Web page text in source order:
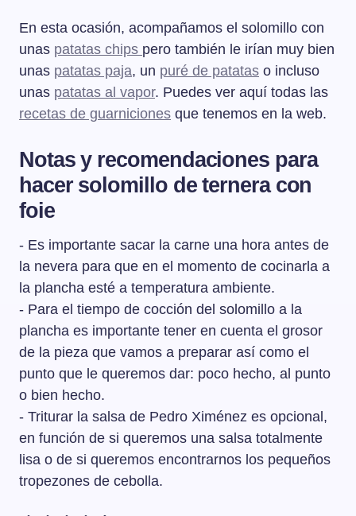
En esta ocasión, acompañamos el solomillo con
unas patatas chips pero también le irían muy bien
unas patatas paja, un puré de patatas o incluso
unas patatas al vapor. Puedes ver aquí todas las
recetas de guarniciones que tenemos en la web.
Notas y recomendaciones para
hacer solomillo de ternera con
foie
- Es importante sacar la carne una hora antes de
la nevera para que en el momento de cocinarla a
la plancha esté a temperatura ambiente.
- Para el tiempo de cocción del solomillo a la
plancha es importante tener en cuenta el grosor
de la pieza que vamos a preparar así como el
punto que le queremos dar: poco hecho, al punto
o bien hecho.
- Triturar la salsa de Pedro Ximénez es opcional,
en función de si queremos una salsa totalmente
lisa o de si queremos encontrarnos los pequeños
tropezones de cebolla.